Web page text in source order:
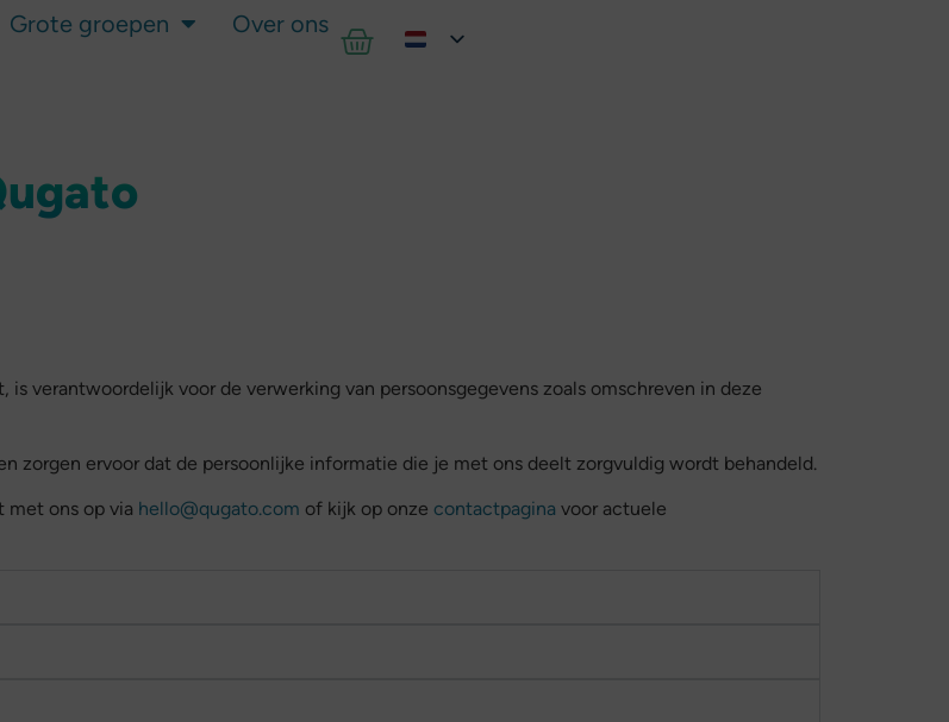
Grote groepen Over ons
verantwoordelijk voor de verwerking van persoonsgegevens zoals omschreven in deze
zorgen ervoor dat de persoonlijke informatie die je met ons deelt zorgvuldig wordt behandeld.
met ons op via hello@qugato.com of kijk op onze contactpagina voor actuele